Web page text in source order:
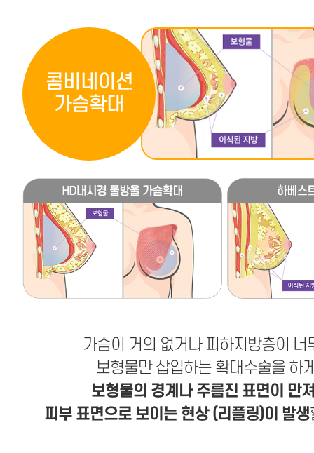
콤비네이션
가슴확대
가슴이 거의 없거나 피하지방층이 너
보형물만 삽입하는 확대수술을 하
보형물의 경계나 주름진 표면이 만
피부 표면으로 보이는 현상 (리플링)이 발생